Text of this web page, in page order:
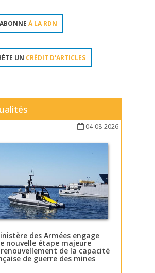
À LA RDN
UN CRÉDIT D'ARTICLES
04-08-2026
des Armées engage
nouvelle étape majeure
de la capacité
de guerre des mines